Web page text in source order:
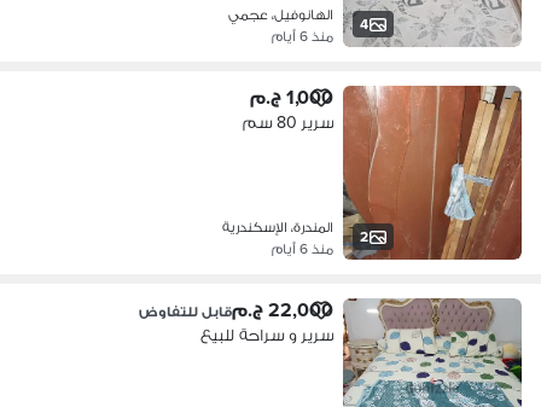
4
الهانوفيل، عجمي
منذ 6 أيام
2
1,000 ج.م
سرير 80 سم
المندرة، الإسكندرية
منذ 6 أيام
22,000 ج.م قابل للتفاوض
سرير و سراحة للبيع